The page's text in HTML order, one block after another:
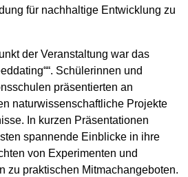
für nachhaltige Entwicklung zu
der Veranstaltung war das
Schülerinnen und
präsentierten an
naturwissenschaftliche Projekte
In kurzen Präsentationen
spannende Einblicke in ihre
von Experimenten und
zu praktischen Mitmachangeboten.